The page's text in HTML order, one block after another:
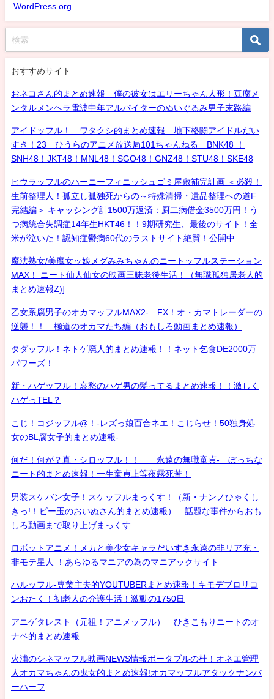
WordPress.org
おすすめサイト
おネコさん的まとめ速報 僕の彼女はエリーちゃん人形！豆腐メ
ンタルメンヘラ電波中年アルバイターのぬいぐるみ男子末路編
アイドッフル！ ワタクシ的まとめ速報 地下格闘アイドルだい
すき！23 ひうらのアニメ放送局101ちゃんねる BNK48 ！
SNH48！JKT48！MNL48！SGO48！GNZ48！STU48！SKE48
ヒウラッフルのハーニーフィニッシュゴミ屋敷補完計画 ＜必殺！
生前整理人！孤立し孤独死からの～特殊清掃・遺品整理への道F
完結編＞ キャッシング計1500万返済：厨二病借金3500万円！う
つ病統合失調症14年生HKT46！！9期研究生、最後のサイト！全
米が泣いた！認知症鬱病60代のラストサイト絶賛！公開中
魔法熟女/美魔女ッ娘メグみみちゃんのニートッフルステーション
MAX！ ニート仙人仙女の映画三昧老後生活！（無職孤独居老人的
まとめ速報Z)]
乙女系腐男子のオカマッフルMAX2- FX！オ・カマトレーダーの
逆襲！！ 極道のオカマたち編（おもしろ動画まとめ速報）
タダッフル！ネトゲ廃人的まとめ速報！！ネット乞食DE2000万
パワーズ！
新・ハゲッフル！哀愁のハゲ男の髪ってるまとめ速報！！激しく
ハゲっTEL？
こじ！コジッフル@！-レズっ娘百合ネエ！こじらせ！50独身処
女のBL腐女子的まとめ速報-
何だ！何が？真・シロッフル！！ 永遠の無職童貞- ぼっちな
ニート的まとめ速報！一生童貞上等夜露死苦！
男装スケバン女子！スケッフルまっくす！（新・ナンノひゃくし
きっ!！ビー玉のおいぬさん的まとめ速報） 話題な事件からおも
しろ動画まで取り上げまっくす
ロボットアニメ！メカと美少女キャラだいすき永遠の非リア充・
非モテ星人 ！あらゆるマニアの為のマニアックサイト
ハルッフル-専業主夫的YOUTUBERまとめ速報！キモデブロリコ
ンおたく！初老人の介護生活！激動の1750日
アニゲタレスト（元祖！アニメッフル） ひきこもりニートのオ
ナベ的まとめ速報
火浦のシネマッフル映画NEWS情報ポータブルの杜！オネエ管理
人オカマちゃんの鬼女的まとめ速報!オカマッフルアタックナンバ
ーハーフ